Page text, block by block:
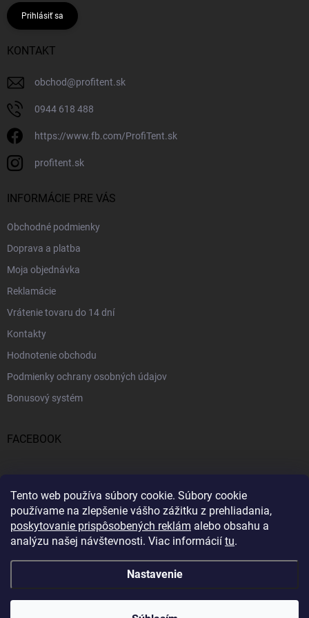
Tento web používa súbory cookie. Súbory cookie
používame na zlepšenie vášho zážitku z prehliadania,
poskytovanie prispôsobených reklám alebo obsahu a
analýzu našej návštevnosti. Viac informácií tu.
Nastavenie
Prihlásiť sa
KONTAKT
obchod@profitent.sk
0944 618 488
https://www.fb.com/ProfiTent.sk
profitent.sk
INFORMÁCIE PRE VÁS
Obchodné podmienky
Doprava a platba
Moja objednávka
Reklamácie
Vrátenie tovaru do 14 dní
Kontakty
Hodnotenie obchodu
Podmienky ochrany osobných údajov
Bonusový systém
FACEBOOK
PRIJÍMAME ONLINE PLATBY
Profitent.sk . Všetky práva vyhradené.